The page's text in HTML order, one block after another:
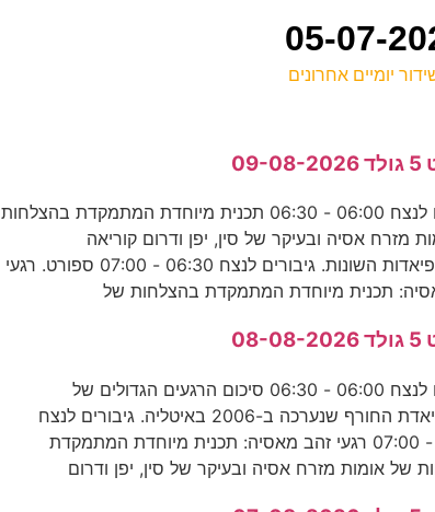
יומיים אחרונים
גיבורים לנצח 06:00 - 06:30 תכנית מיוחדת המתמקדת בהצלחות
מזרח אסיה ובעיקר של סין, יפן ודרום קוריאה
באולימפיאדות השונות. גיבורים לנצח 06:30 - 07:00 ספורט. רגעי
תכנית מיוחדת המתמקדת בהצלחות של
גיבורים לנצח 06:00 - 06:30 סיכום הרגעים הגדולים של
אולימפיאדת החורף שנערכה ב-2006 באיטליה. גיבורים לנצח
06:30 - 07:00 רגעי זהב מאסיה: תכנית מיוחדת המתמקדת
של אומות מזרח אסיה ובעיקר של סין, יפן ודרום